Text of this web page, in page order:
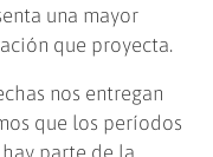
una mayor
que proyecta.
nos entregan
que los períodos
parte de la